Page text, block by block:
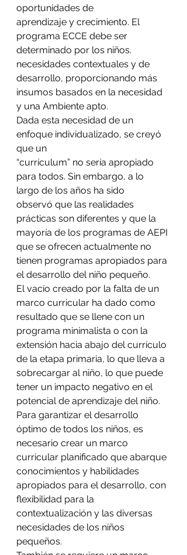
oportunidades de
aprendizaje y crecimiento. El
programa ECCE debe ser
determinado por los niños.
necesidades contextuales y de
desarrollo, proporcionando más
insumos basados ​​en la necesidad
y una Ambiente apto.
Dada esta necesidad de un
enfoque individualizado, se creyó
que un
“currículum” no sería apropiado
para todos. Sin embargo, a lo
largo de los años ha sido
observó que las realidades
prácticas son diferentes y que la
mayoría de los programas de AEPI
que se ofrecen actualmente no
tienen programas apropiados para
el desarrollo del niño pequeño.
El vacío creado por la falta de un
marco curricular ha dado como
resultado que se llene con un
programa minimalista o con la
extensión hacia abajo del currículo
de la etapa primaria, lo que lleva a
sobrecargar al niño, lo que puede
tener un impacto negativo en el
potencial de aprendizaje del niño.
Para garantizar el desarrollo
óptimo de todos los niños, es
necesario crear un marco
curricular planificado que abarque
conocimientos y habilidades
apropiados para el desarrollo, con
flexibilidad para la
contextualización y las diversas
necesidades de los niños
pequeños.